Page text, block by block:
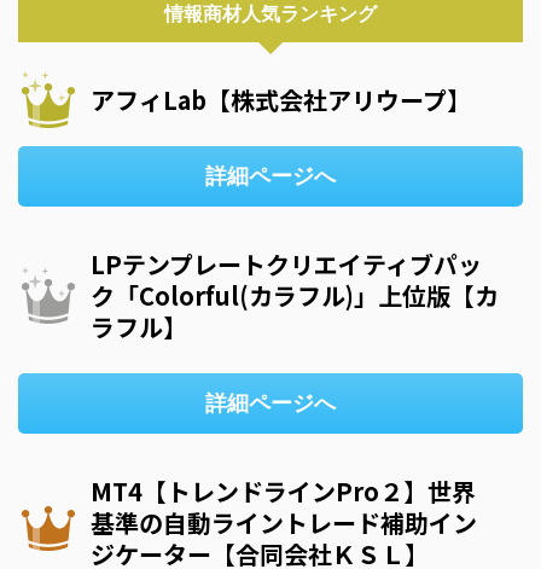
情報商材人気ランキング
アフィLab【株式会社アリウープ】
詳細ページへ
LPテンプレートクリエイティブパッ
ク「Colorful(カラフル)」上位版【カ
ラフル】
詳細ページへ
MT4【トレンドラインPro２】世界
基準の自動ライントレード補助イン
ジケーター【合同会社ＫＳＬ】